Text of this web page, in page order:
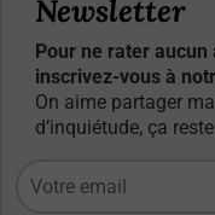
Newsletter
Pour ne rater
inscrivez-vous à
On aime partager
d’inquiétude, ça